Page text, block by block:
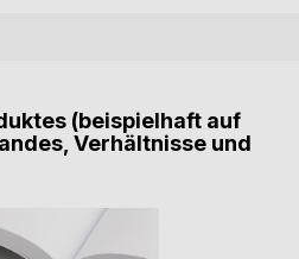
(beispielhaft auf
Verhältnisse und